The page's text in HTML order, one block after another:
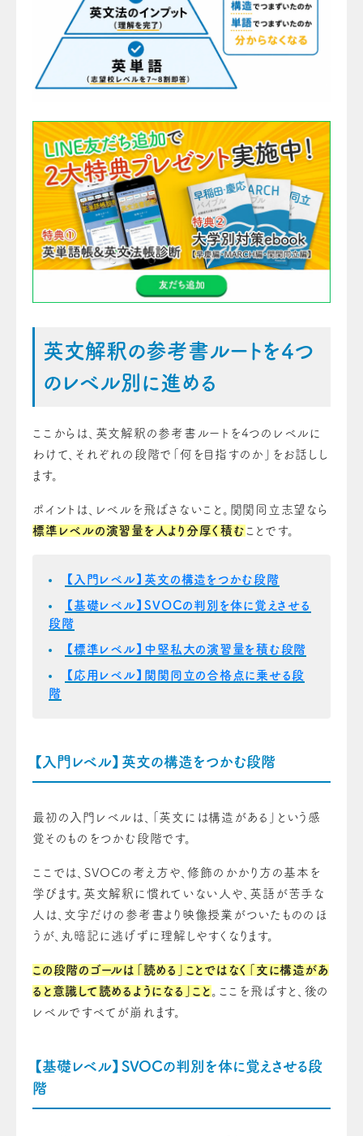
英文解釈の参考書ルートを4つ
のレベル別に進める
ここからは、英文解釈の参考書ルートを4つのレベルに
わけて、それぞれの段階で「何を目指すのか」をお話しし
ます。
ポイントは、レベルを飛ばさないこと。関関同立志望なら
標準レベルの演習量を人より分厚く積む ことです。
【入門レベル】英文の構造をつかむ段階
【基礎レベル】SVOCの判別を体に覚えさせる
段階
【標準レベル】中堅私大の演習量を積む段階
【応用レベル】関関同立の合格点に乗せる段
階
【入門レベル】英文の構造をつかむ段階
最初の入門レベルは、「英文には構造がある」という感
覚そのものをつかむ段階です。
ここでは、SVOCの考え方や、修飾のかかり方の基本を
学びます。英文解釈に慣れていない人や、英語が苦手な
人は、文字だけの参考書より映像授業がついたもののほ
うが、丸暗記に逃げずに理解しやすくなります。
この段階のゴールは「読める」ことではなく「文に構造があ
ると意識して読めるようになる」こと 。ここを飛ばすと、後の
レベルですべてが崩れます。
【基礎レベル】SVOCの判別を体に覚えさせる段
階